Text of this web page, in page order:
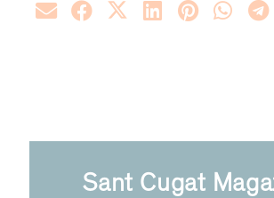
Sant Cugat